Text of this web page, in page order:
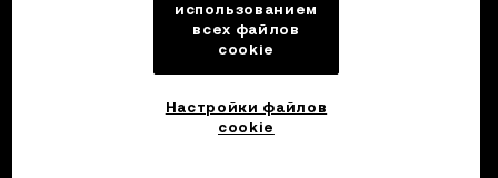
использованием
всех файлов
cookie
Настройки файлов
cookie